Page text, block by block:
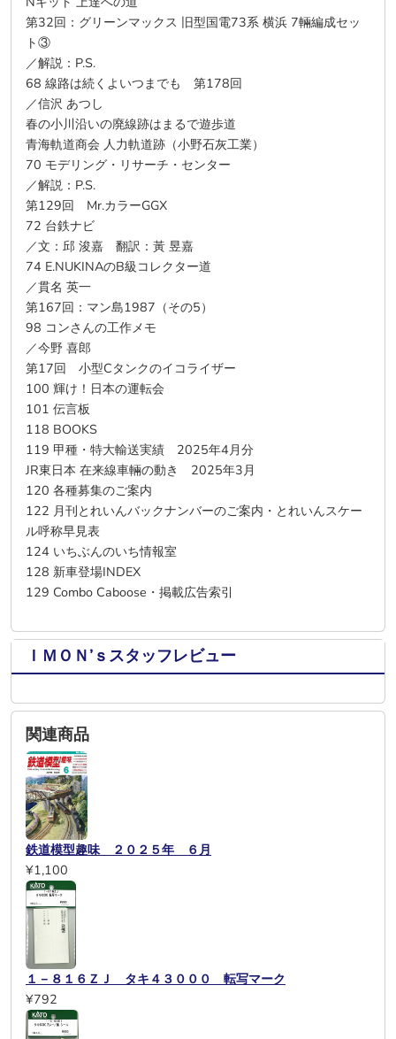
第32回：グリーンマックス 旧型国電73系 横浜 7輛編成セッ
ト③
／解説：P.S.
68 線路は続くよいつまでも 第178回
／信沢 あつし
春の小川沿いの廃線跡はまるで遊歩道
青海軌道商会 人力軌道跡（小野石灰工業）
70 モデリング・リサーチ・センター
／解説：P.S.
第129回 Mr.カラーGGX
72 台鉄ナビ
／文：邱 浚嘉 翻訳：黃 昱嘉
74 E.NUKINAのB級コレクター道
／貫名 英一
第167回：マン島1987（その5）
98 コンさんの工作メモ
／今野 喜郎
第17回 小型Cタンクのイコライザー
100 輝け！日本の運転会
101 伝言板
118 BOOKS
119 甲種・特大輸送実績 2025年4月分
JR東日本 在来線車輛の動き 2025年3月
120 各種募集のご案内
122 月刊とれいんバックナンバーのご案内・とれいんスケー
ル呼称早見表
124 いちぶんのいち情報室
128 新車登場INDEX
129 Combo Caboose・掲載広告索引
ＩＭＯＮ’ｓスタッフレビュー
関連商品
鉄道模型趣味 ２０２５年 ６月
¥1,100
１－８１６ＺＪ タキ４３０００ 転写マーク
¥792